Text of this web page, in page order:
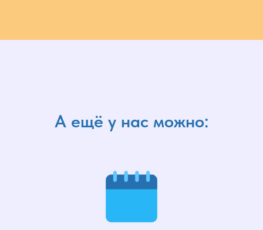
А ещё у нас можно: